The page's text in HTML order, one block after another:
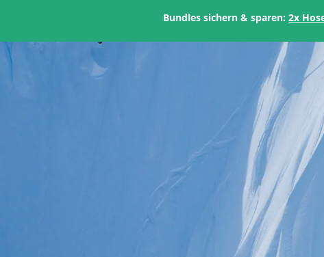
Suisse (Français)
Svizzera (Italiano)
Italien (Deutsch)
Bundles sichern & sparen:2x